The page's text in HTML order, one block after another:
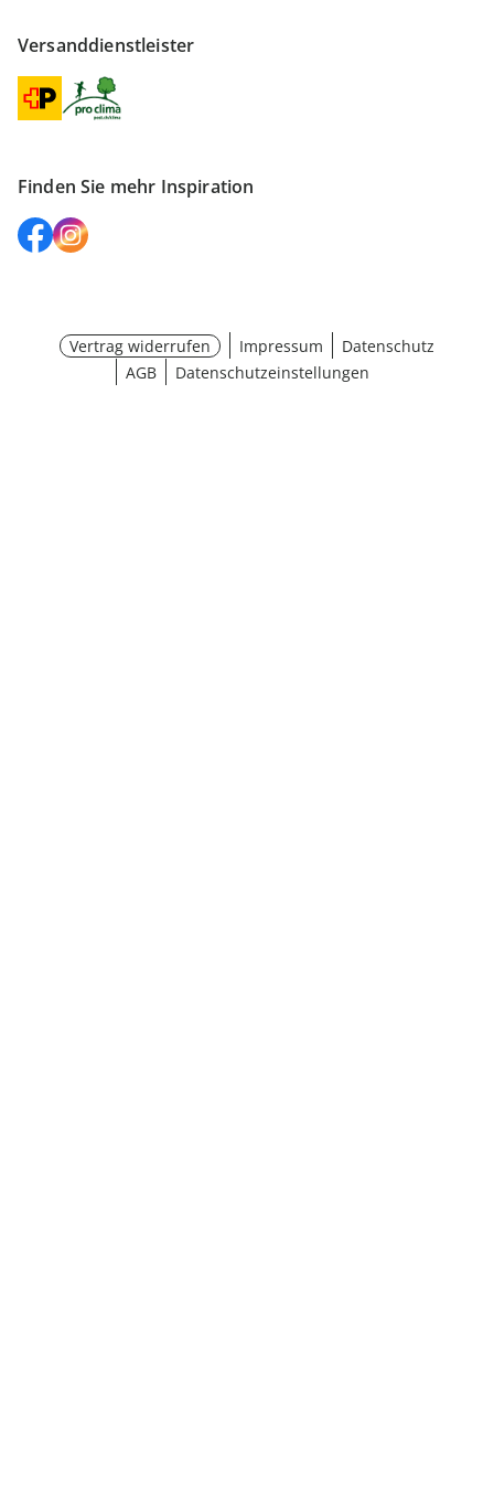
Versanddienstleister
Finden Sie mehr Inspiration
Vertrag widerrufen Impressum
Datenschutz
AGB
Datenschutzeinstellungen